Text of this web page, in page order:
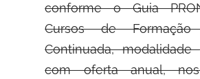
conforme o Guia
Cursos de
Continuada, modalidade
com oferta anual,